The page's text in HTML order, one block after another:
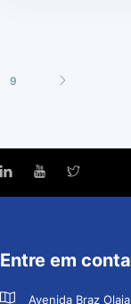
9
Entre em
Avenida Braz